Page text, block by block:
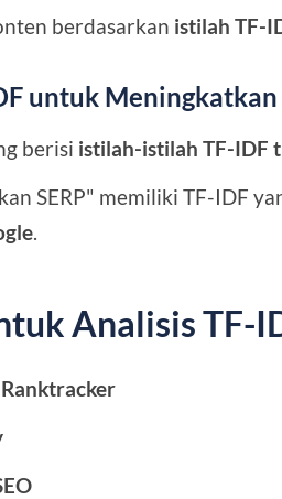
berdasarkan istilah TF-
untuk
berisi istilah-istilah TF-IDF
SERP" memiliki TF-IDF
.
Analisis TF-